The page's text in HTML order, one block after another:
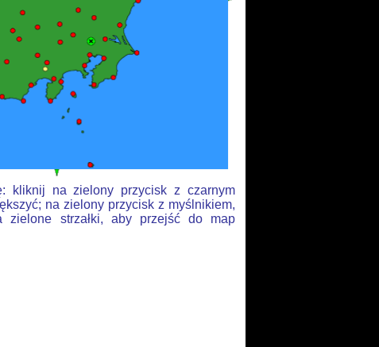
kliknij na zielony przycisk z czarnym
na zielony przycisk z myślnikiem,
zielone strzałki, aby przejść do map